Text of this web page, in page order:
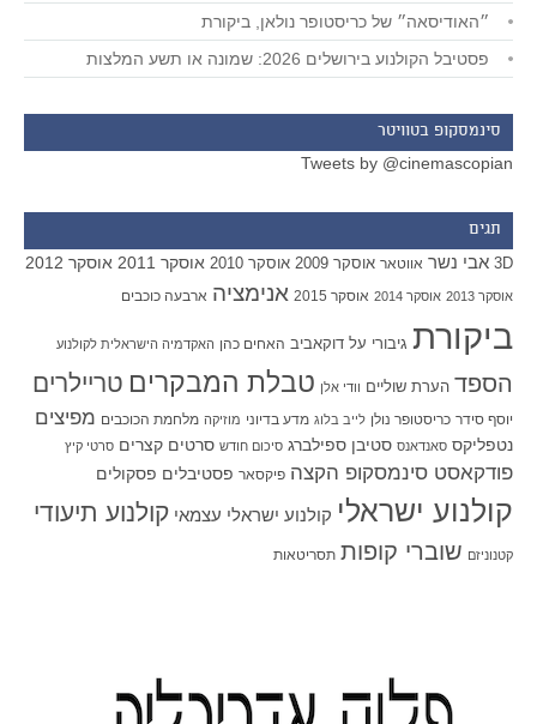
״האודיסאה״ של כריסטופר נולאן, ביקורת
פסטיבל הקולנוע בירושלים 2026: שמונה או תשע המלצות
סינמסקופ בטוויטר
Tweets by @cinemascopian
תגים
3D אבי נשר אווטאר אוסקר 2009 אוסקר 2010 אוסקר 2011 אוסקר 2012
אוסקר 2013 אוסקר 2014 אוסקר 2015 אנימציה ארבעה כוכבים
ביקורת גיבורי על דוקאביב האחים כהן האקדמיה הישראלית לקולנוע
הספד הערת שוליים וודי אלן טבלת המבקרים טריילרים
יוסף סידר כריסטופר נולן לייב בלוג מדע בדיוני מוזיקה מלחמת הכוכבים מפיצים
נטפליקס סאנדאנס סטיבן ספילברג סיכום חודש סרטים קצרים סרטי קיץ
פודקאסט סינמסקופ הקצה פיקסאר פסטיבלים פסקולים
קולנוע ישראלי קולנוע ישראלי עצמאי קולנוע תיעודי
קטנוניזם שוברי קופות תסריטאות